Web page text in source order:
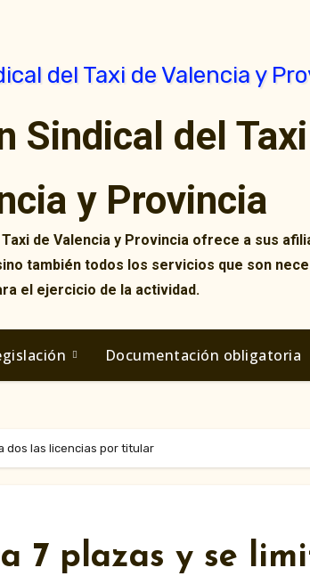
Sindical del
y Provincia
de Valencia y Provincia ofrece a sus
también todos los servicios que son
el ejercicio de la actividad.
Documentación obligatoria
dos las licencias por titular
7 plazas y se